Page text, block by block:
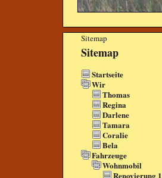
Sitemap
Sitemap
Startseite
Wir
Thomas
Regina
Darlene
Tamara
Coralie
Bela
Fahrzeuge
Wohnmobil
Renovierung 1